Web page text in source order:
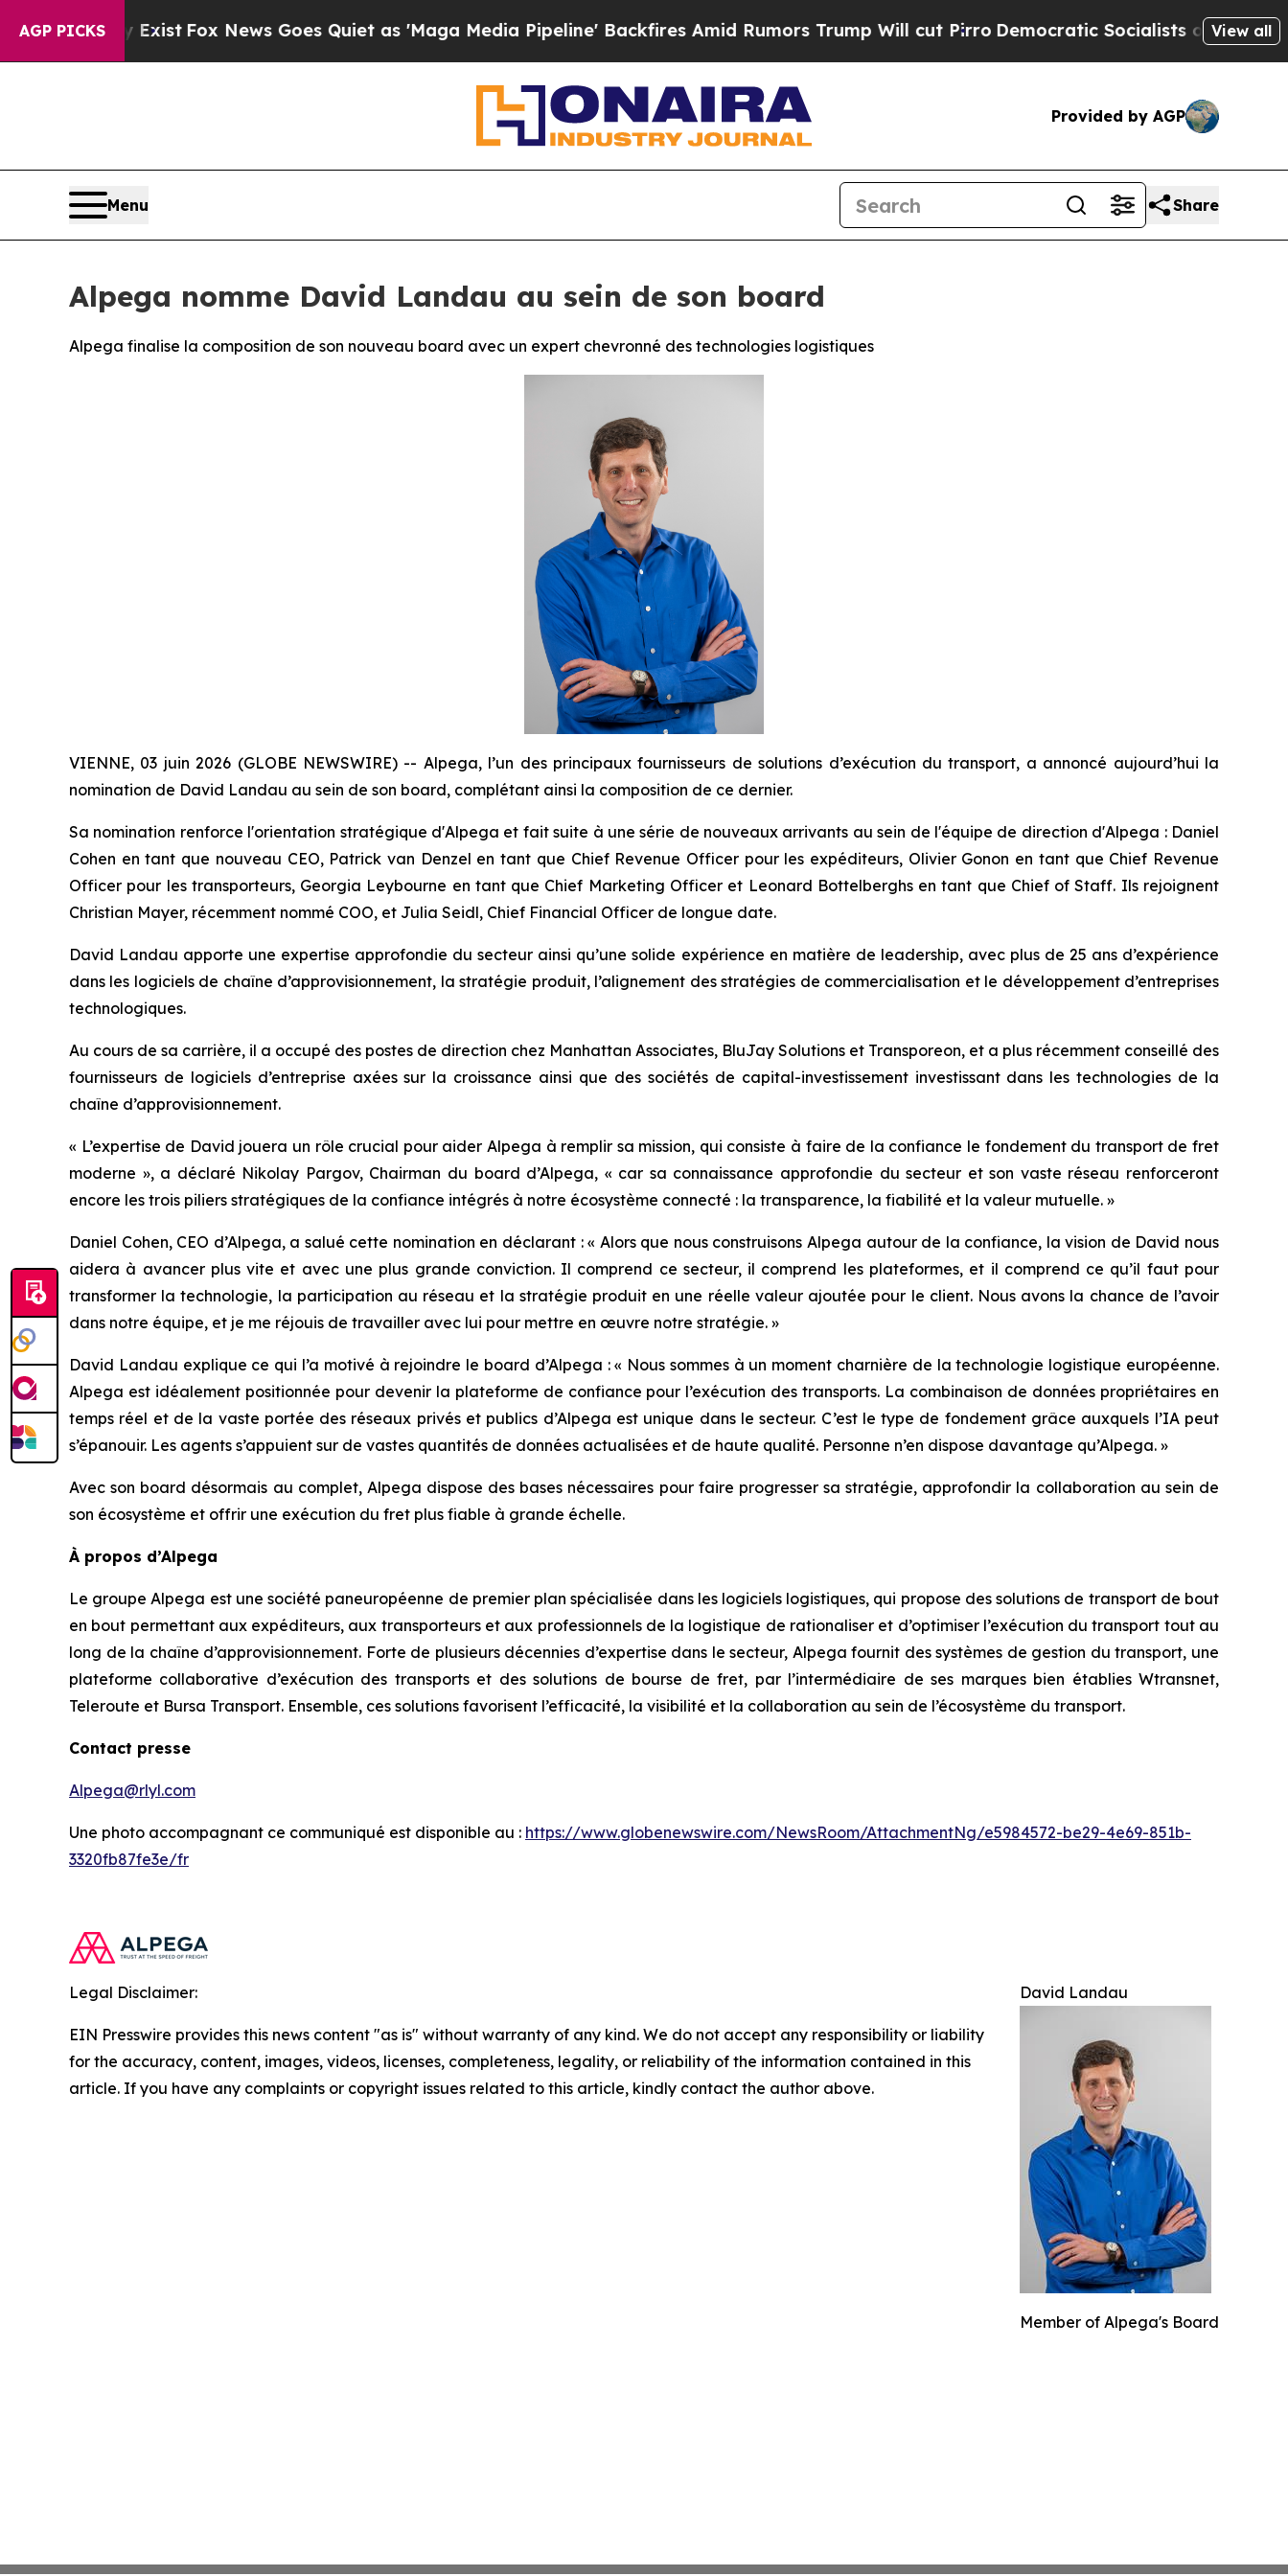
AGP PICKS
ExistFox News Goes Quiet as 'Maga Media Pipeline' Backfires Amid Rumors Trump Will cut PirroDemocratic Socialists of America Propose
View all
Provided by AGP
Menu Share
Alpega nomme David Landau au sein de son board
Alpega finalise la composition de son nouveau board avec un expert chevronné des technologies logistiques
VIENNE, 03 juin 2026 (GLOBE NEWSWIRE) -- Alpega, l’un des principaux fournisseurs de solutions d’exécution du transport, a annoncé aujourd’hui la
nomination de David Landau au sein de son board, complétant ainsi la composition de ce dernier.
Sa nomination renforce l'orientation stratégique d'Alpega et fait suite à une série de nouveaux arrivants au sein de l'équipe de direction d'Alpega : Daniel
Cohen en tant que nouveau CEO, Patrick van Denzel en tant que Chief Revenue Officer pour les expéditeurs, Olivier Gonon en tant que Chief Revenue
Officer pour les transporteurs, Georgia Leybourne en tant que Chief Marketing Officer et Leonard Bottelberghs en tant que Chief of Staff. Ils rejoignent
Christian Mayer, récemment nommé COO, et Julia Seidl, Chief Financial Officer de longue date.
David Landau apporte une expertise approfondie du secteur ainsi qu’une solide expérience en matière de leadership, avec plus de 25 ans d’expérience
dans les logiciels de chaîne d’approvisionnement, la stratégie produit, l’alignement des stratégies de commercialisation et le développement d’entreprises
technologiques.
Au cours de sa carrière, il a occupé des postes de direction chez Manhattan Associates, BluJay Solutions et Transporeon, et a plus récemment conseillé des
fournisseurs de logiciels d’entreprise axées sur la croissance ainsi que des sociétés de capital-investissement investissant dans les technologies de la
chaîne d’approvisionnement.
« L’expertise de David jouera un rôle crucial pour aider Alpega à remplir sa mission, qui consiste à faire de la confiance le fondement du transport de fret
moderne », a déclaré Nikolay Pargov, Chairman du board d’Alpega, « car sa connaissance approfondie du secteur et son vaste réseau renforceront
encore les trois piliers stratégiques de la confiance intégrés à notre écosystème connecté : la transparence, la fiabilité et la valeur mutuelle. »
Daniel Cohen, CEO d’Alpega, a salué cette nomination en déclarant : « Alors que nous construisons Alpega autour de la confiance, la vision de David nous
aidera à avancer plus vite et avec une plus grande conviction. Il comprend ce secteur, il comprend les plateformes, et il comprend ce qu’il faut pour
transformer la technologie, la participation au réseau et la stratégie produit en une réelle valeur ajoutée pour le client. Nous avons la chance de l’avoir
dans notre équipe, et je me réjouis de travailler avec lui pour mettre en œuvre notre stratégie. »
David Landau explique ce qui l’a motivé à rejoindre le board d’Alpega : « Nous sommes à un moment charnière de la technologie logistique européenne.
Alpega est idéalement positionnée pour devenir la plateforme de confiance pour l’exécution des transports. La combinaison de données propriétaires en
temps réel et de la vaste portée des réseaux privés et publics d’Alpega est unique dans le secteur. C’est le type de fondement grâce auxquels l’IA peut
s’épanouir. Les agents s’appuient sur de vastes quantités de données actualisées et de haute qualité. Personne n’en dispose davantage qu’Alpega. »
Avec son board désormais au complet, Alpega dispose des bases nécessaires pour faire progresser sa stratégie, approfondir la collaboration au sein de
son écosystème et offrir une exécution du fret plus fiable à grande échelle.
À propos d’Alpega
Le groupe Alpega est une société paneuropéenne de premier plan spécialisée dans les logiciels logistiques, qui propose des solutions de transport de bout
en bout permettant aux expéditeurs, aux transporteurs et aux professionnels de la logistique de rationaliser et d’optimiser l’exécution du transport tout au
long de la chaîne d’approvisionnement. Forte de plusieurs décennies d’expertise dans le secteur, Alpega fournit des systèmes de gestion du transport, une
plateforme collaborative d’exécution des transports et des solutions de bourse de fret, par l’intermédiaire de ses marques bien établies Wtransnet,
Teleroute et Bursa Transport. Ensemble, ces solutions favorisent l’efficacité, la visibilité et la collaboration au sein de l’écosystème du transport.
Contact presse
Alpega@rlyl.com
Une photo accompagnant ce communiqué est disponible au : https://www.globenewswire.com/NewsRoom/AttachmentNg/e5984572-be29-4e69-851b-
3320fb87fe3e/fr
David Landau
Member of Alpega's Board
Legal Disclaimer:
EIN Presswire provides this news content "as is" without warranty of any kind. We do not accept any responsibility or liability
for the accuracy, content, images, videos, licenses, completeness, legality, or reliability of the information contained in this
article. If you have any complaints or copyright issues related to this article, kindly contact the author above.